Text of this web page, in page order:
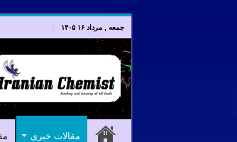
جمعه , مرداد ۱۶ ۱۴۰۵
مقالات خبری